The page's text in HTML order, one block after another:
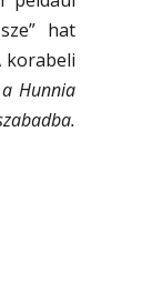
hat
korabeli
Hunnia